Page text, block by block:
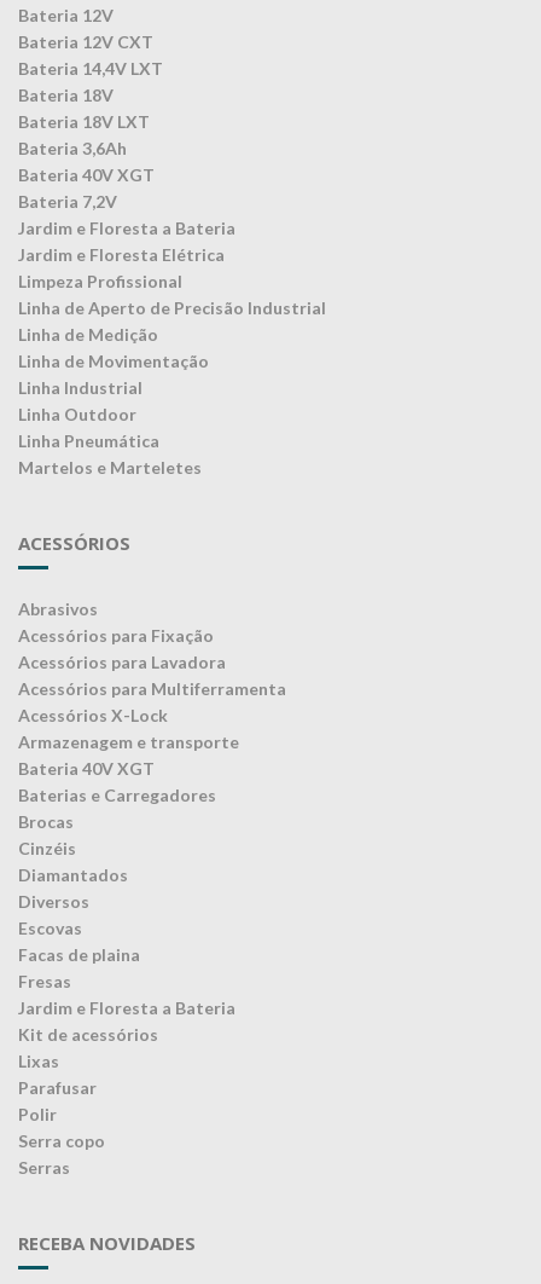
Bateria 12V
Bateria 12V CXT
Bateria 14,4V LXT
Bateria 18V
Bateria 18V LXT
Bateria 3,6Ah
Bateria 40V XGT
Bateria 7,2V
Jardim e Floresta a Bateria
Jardim e Floresta Elétrica
Limpeza Profissional
Linha de Aperto de Precisão Industrial
Linha de Medição
Linha de Movimentação
Linha Industrial
Linha Outdoor
Linha Pneumática
Martelos e Marteletes
ACESSÓRIOS
Abrasivos
Acessórios para Fixação
Acessórios para Lavadora
Acessórios para Multiferramenta
Acessórios X-Lock
Armazenagem e transporte
Bateria 40V XGT
Baterias e Carregadores
Brocas
Cinzéis
Diamantados
Diversos
Escovas
Facas de plaina
Fresas
Jardim e Floresta a Bateria
Kit de acessórios
Lixas
Parafusar
Polir
Serra copo
Serras
RECEBA NOVIDADES